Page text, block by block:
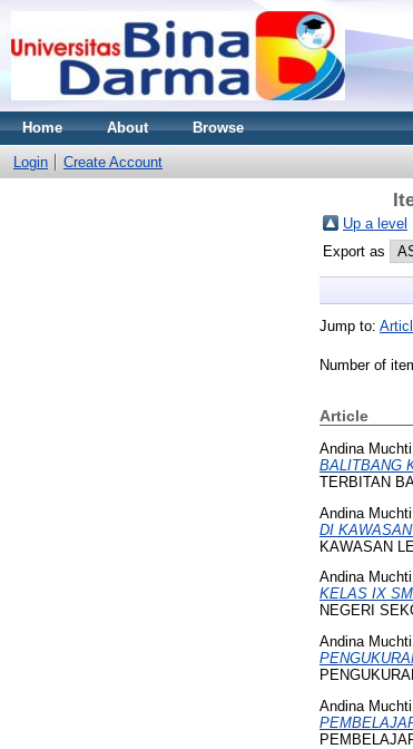
Home About Browse
Login Create Account
Up a level
Export as
Jump to:
Number of
Article
Andina
BALITBANG
TERBITAN
Andina
DI
KAWASAN
Andina
KELAS IX
NEGERI
Andina
Andina